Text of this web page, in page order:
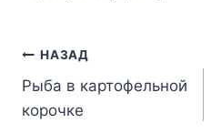
Навигация
по
НАЗАД
Рыба в картофельной
корочке